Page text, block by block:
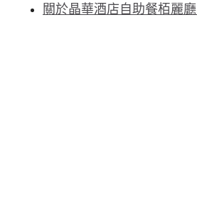
關於晶華酒店自助餐栢麗廳